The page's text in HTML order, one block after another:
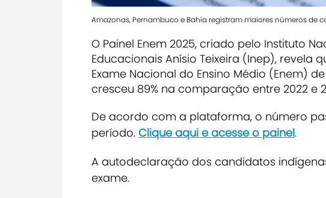
Amazonas, Pernambuco e Bahia registram maiores números de
O Painel Enem 2025, criado pelo Instituto
Educacionais Anísio Teixeira (Inep), revela
Exame Nacional do Ensino Médio (Enem)
cresceu 89% na comparação entre 2022 e
De acordo com a plataforma, o número
período. Clique aqui e acesse o painel.
A autodeclaração dos candidatos
exame.